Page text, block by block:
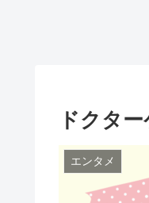
ドクタ
エンタメ